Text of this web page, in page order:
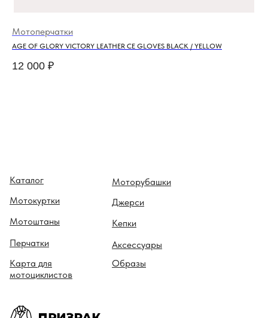
AGE OF GLORY VICTORY LEATHER CE GLOVES BLACK / YELLOW
Мотоперчатки
12 000 ₽
Каталог
Мотокуртки
Мотоштаны
Перчатки
Карта для
мотоциклистов
Моторубашки
Образы
Джерси
Кепки
Аксессуары